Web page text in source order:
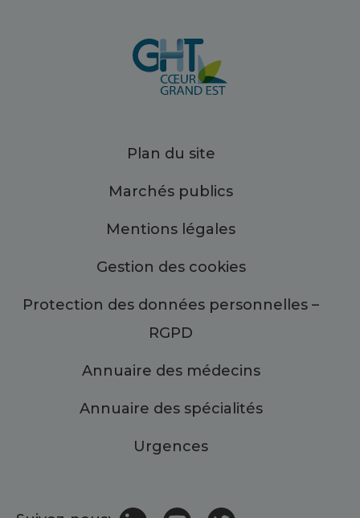
Plan du site
Marchés publics
Mentions légales
Gestion des cookies
Protection des données personnelles –
RGPD
Annuaire des médecins
Annuaire des spécialités
Urgences